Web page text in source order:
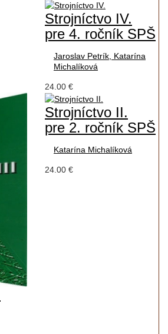
Strojníctvo IV.
pre 4. ročník SPŠ
Jaroslav Petrík, Katarína
Michalíková
24.00 €
Strojníctvo II.
pre 2. ročník SPŠ
Katarína Michalíková
24.00 €